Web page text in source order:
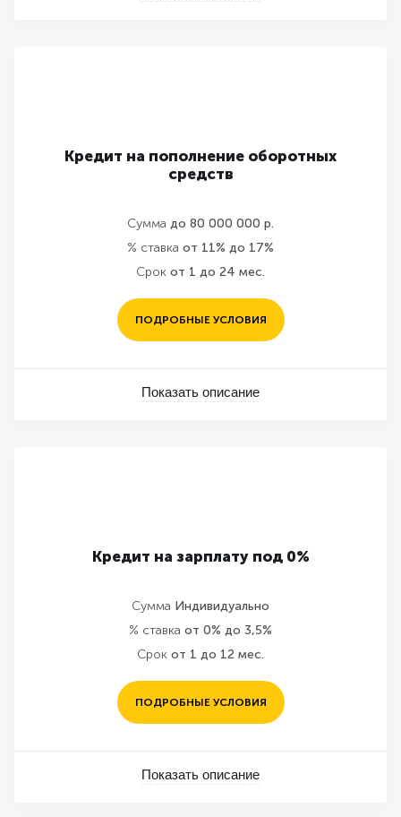
Кредит на пополнение оборотных
средств
Сумма до 80 000 000 р.
% ставка от 11% до 17%
Срок от 1 до 24 мес.
ПОДРОБНЫЕ УСЛОВИЯ
Показать описание
Кредит на зарплату под 0%
Сумма Индивидуально
% ставка от 0% до 3,5%
Срок от 1 до 12 мес.
ПОДРОБНЫЕ УСЛОВИЯ
Показать описание